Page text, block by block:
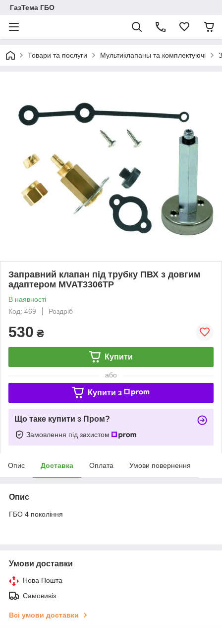
ГазТема ГБО
Товари та послуги Мультиклапаны та комплектуючі
Заправний клапан під трубку ПВХ з довгим
адаптером MVAT3306ТР
В наявності
Код: 469
Роздріб
530 ₴
Купити
або
Купити з
Що таке купити з Пром?
Замовлення під захистом
Опис Доставка Оплата Умови повернення
Опис
ГБО 4 покоління
Умови доставки
Нова Пошта
Самовивіз
Всі умови доставки